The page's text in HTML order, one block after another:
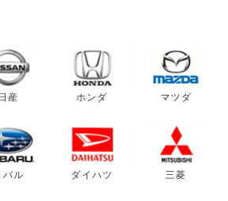
日産 ホンダ マツダ
バル ダイハツ 三菱